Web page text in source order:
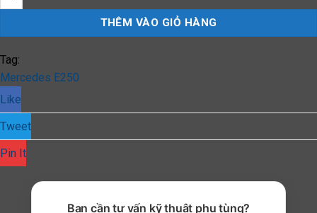
THÊM VÀO GIỎ HÀNG
Tag:
Mercedes E250
Like
Tweet
Pin It
Bạn cần tư vấn kỹ thuật phụ tùng?